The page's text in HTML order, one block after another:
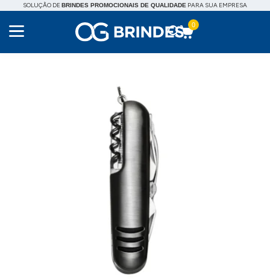
SOLUÇÃO DEBRINDES PROMOCIONAIS DE QUALIDADE PARA SUA EMPRESA
0